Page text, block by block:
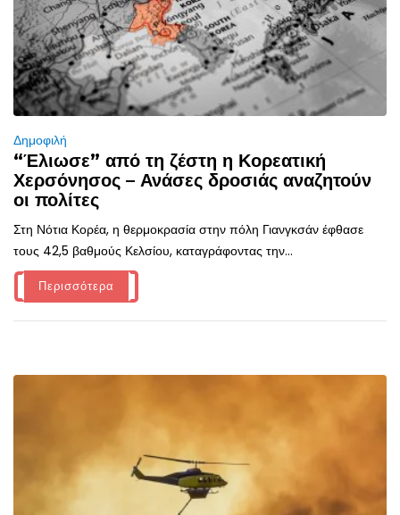
Δημοφιλή
“Έλιωσε” από τη ζέστη η Κορεατική
Χερσόνησος – Ανάσες δροσιάς αναζητούν
οι πολίτες
Στη Νότια Κορέα, η θερμοκρασία στην πόλη Γιανγκσάν έφθασε
τους 42,5 βαθμούς Κελσίου, καταγράφοντας την...
Περισσότερα